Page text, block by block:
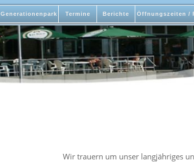
Generationenpark Termine Berichte Öffnungszeiten /
Wir trauern um unser langjähriges